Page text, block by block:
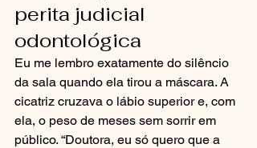
perita judicial
odontológica
Eu me lembro exatamente do silêncio
da sala quando ela tirou a máscara. A
cicatriz cruzava o lábio superior e, com
ela, o peso de meses sem sorrir em
público. “Doutora, eu só quero que a